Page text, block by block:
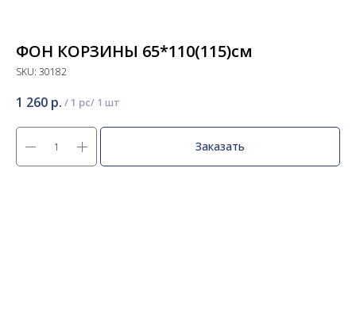
ФОН КОРЗИНЫ 65*110(115)см
SKU: 30182
1 260 р. / 1 pc
Заказать